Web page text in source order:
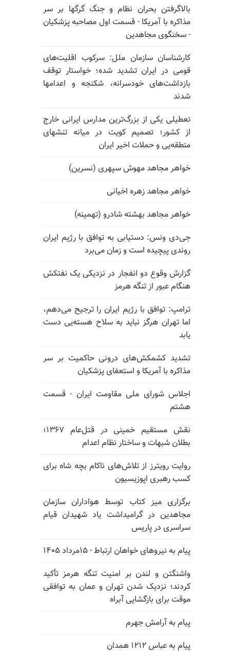
بالا‌گرفتن بحران نظام و جنگ گرگها بر سر
مذاکره با آمریکا - قسمت اول مصاحبه پزشکیان
- سخنگوی مجاهدین
کارشناسان سازمان ملل: سرکوب اقلیت‌های
قومی در ایران تشدید شده؛ خواستار توقف
بازداشت‌های خودسرانه، شکنجه و اعدامها
شدند
تعطیلی یکی از بزرگ‌ترین مدارس ایرانی خارج
از کشور؛ تصمیم کویت در میانه تنشهای
منطقه‌یی و حملات اخیر ایران
خواهر مجاهد مهوش سپهری (نسرین)
خواهر مجاهد زهره اخیانی
خواهر مجاهد بهشته شادرو (تهمینه)
جی‌دی ونس: دستیابی به توافق با رژیم ایران
روندی پیچیده است و زمان می‌برد
گزارش وقوع دو انفجار در نزدیکی یک نفتکش
هنگام عبور از تنگه هرمز
ترامپ: توافق با رژیم ایران را ترجیح می‌دهم،
اما تهران هرگز نباید به سلاح هسته‌یی دست
یابد
تشدید کشمکش‌های درونی حاکمیت بر سر
مذاکره با آمریکا و استعفای پزشکیان
اجلاس شورای ملی مقاومت ایران - قسمت
هشتم
نقش مستقیم خمینی در قتل‌عام ۱۳۶۷؛
بطلان شبهات و ساختار نظام اعدام
روایت رویترز از تلاش‌های ناکام بچه شاه برای
کسب رهبری اپوزیسیون
برگزاری میز کتاب توسط هواداران سازمان
مجاهدین در گرامیداشت یاد شهیدان قیام
سراسری در پاریس
پیام به نیروهای خواهان ارتباط - ۱۵مرداد ۱۴۰۵
واشنگتن و لندن بر امنیت تنگه هرمز تأکید
کردند؛ نزدیک شدن تهران و عمان به توافقی
موقت برای بازگشایی آبراه
پیام به آرامش جهرم
پیام به عباس ۱۲۱۲ همدان